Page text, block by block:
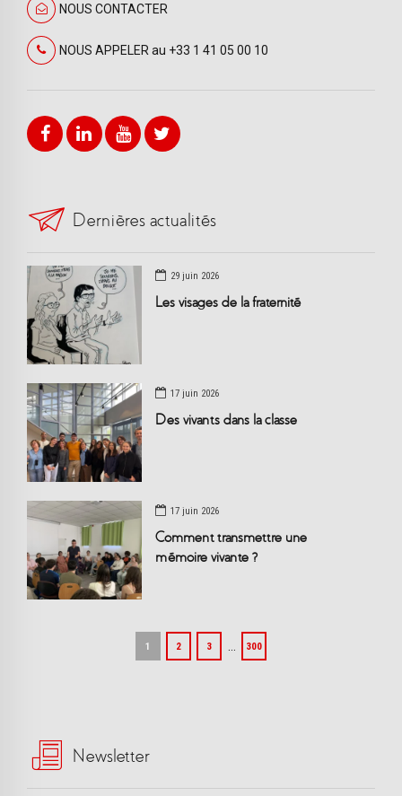
NOUS CONTACTER
NOUS APPELER au +33 1 41 05 00 10
Dernières actualités
29 juin 2026
Les visages de la fraternité
17 juin 2026
Des vivants dans la classe
17 juin 2026
Comment transmettre une
mémoire vivante ?
1 2 3 300
Newsletter